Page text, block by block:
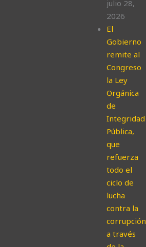
julio 28,
2026
El
Gobierno
remite al
Congreso
la Ley
Orgánica
de
Integridad
Pública,
que
refuerza
todo el
ciclo de
lucha
contra la
corrupción
a través